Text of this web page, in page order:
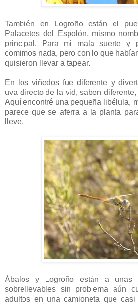
También en Logroño están el
Palacetes del Espolón, mismo
principal. Para mi mala suerte y
comimos nada, pero con lo que
quisieron llevar a tapear.
En los viñedos fue diferente y
uva directo de la vid, saben
Aquí encontré una pequeña libélula,
parece que se aferra a la planta
lleve.
Ábalos y Logroño están a unas
sobrellevables sin problema aún
adultos en una camioneta que